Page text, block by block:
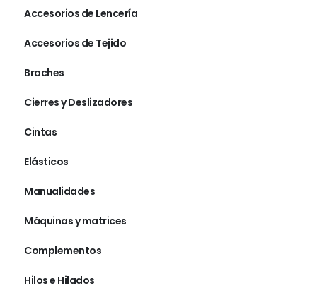
Accesorios de Lencería
Accesorios de Tejido
Broches
Cierres y Deslizadores
Cintas
Elásticos
Manualidades
Máquinas y matrices
Complementos
Hilos e Hilados